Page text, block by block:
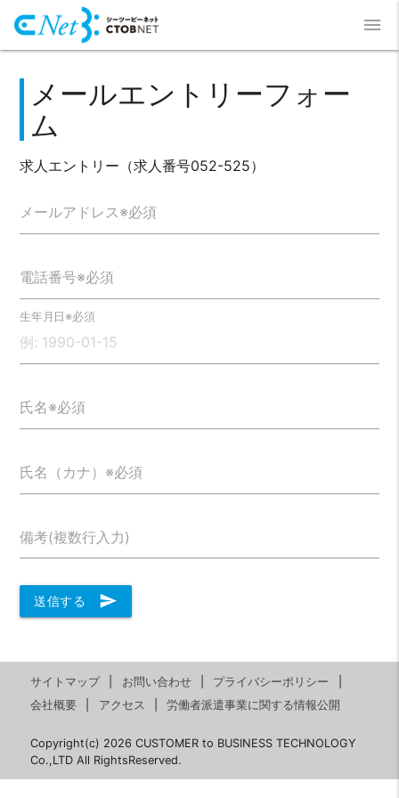
menu
メールエントリーフォー
ム
求人エントリー（求人番号052-525）
メールアドレス※必須
電話番号※必須
生年月日※必須
氏名※必須
氏名（カナ）※必須
備考(複数行入力)
送信する send
サイトマップ お問い合わせ
プライバシーポリシー
会社概要
アクセス 労働者派遣事業に関する情報公開
Copyright(c) 2026 CUSTOMER to BUSINESS TECHNOLOGY
Co.,LTD All RightsReserved.